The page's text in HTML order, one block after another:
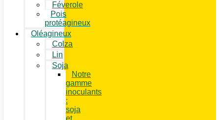
Féverole
Pois
protéagineux
Oléagineux
Colza
Lin
Soja
Notre
gamme
inoculants
:
soja
et